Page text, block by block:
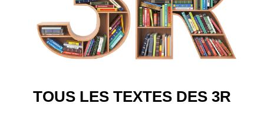
TOUS LES TEXTES DES 3R